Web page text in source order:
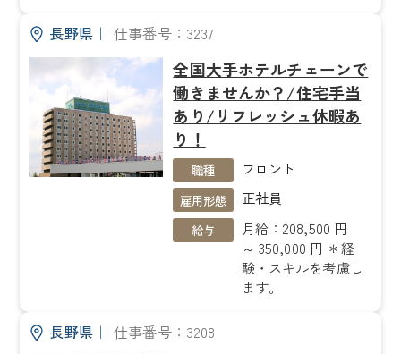
長野県｜ 仕事番号：3237
全国大手ホテルチェーンで
働きませんか？/住宅手当
あり/リフレッシュ休暇あ
り！
職種 フロント
雇用形態 正社員
給与
月給：208,500 円
～ 350,000 円 ＊経
験・スキルを考慮し
ます。
長野県｜ 仕事番号：3208